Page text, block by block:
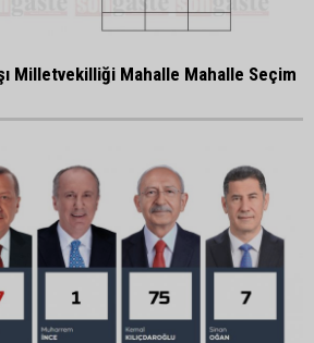
Milletvekilliği Mahalle Mahalle Seçim